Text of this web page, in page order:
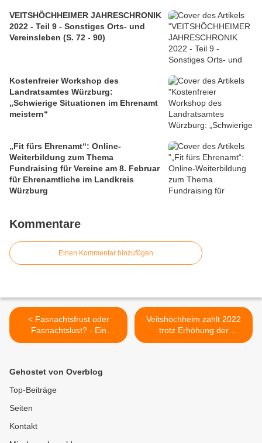
VEITSHÖCHHEIMER JAHRESCHRONIK
2022 - Teil 9 - Sonstiges Orts- und
Vereinsleben (S. 72 - 90)
Kostenfreier Workshop des
Landratsamtes Würzburg:
„Schwierige Situationen im Ehrenamt
meistern“
„Fit fürs Ehrenamt“: Online-
Weiterbildung zum Thema
Fundraising für Vereine am 8. Februar
für Ehrenamtliche im Landkreis
Würzburg
Kommentare
Einen Kommentar hinzufügen
< Fasnachtsfrust oder
Fasnachtslust? - Ein
Gedicht von Gotthard Väth
Veitshöchheim zahlt 2022
trotz Erhöhung der
Kreisumlage von 37 auf 39
Gehostet von Overblog
Top-Beiträge
Seiten
Kontakt